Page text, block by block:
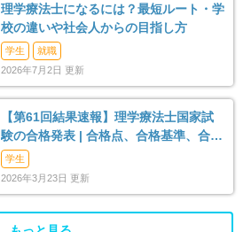
理学療法士になるには？最短ルート・学
校の違いや社会人からの目指し方
学生
就職
2026年7月2日 更新
【第61回結果速報】理学療法士国家試
験の合格発表 | 合格点、合格基準、合格
率（2026年）
学生
2026年3月23日 更新